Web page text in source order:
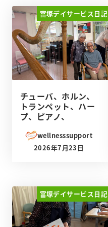
富塚デイサービス日記
チューバ、ホルン、
トランペット、ハー
プ、ピアノ、
wellnesssupport
投稿日
2026年7月23日
富塚デイサービス日記